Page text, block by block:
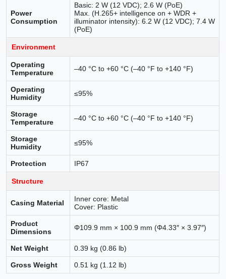
Power
Consumption
Basic: 2 W (12 VDC); 2.6 W (PoE)
Max. (H.265+ intelligence on + WDR +
illuminator intensity): 6.2 W (12 VDC); 7.4 W
(PoE)
Environment
Operating
Temperature
–40 °C to +60 °C (–40 °F to +140 °F)
Operating
Humidity
≤95%
Storage
Temperature
–40 °C to +60 °C (–40 °F to +140 °F)
Storage
Humidity
≤95%
Protection IP67
Structure
Casing Material
Inner core: Metal
Cover: Plastic
Product
Dimensions
Φ109.9 mm × 100.9 mm (Φ4.33″ × 3.97″)
Net Weight 0.39 kg (0.86 lb)
Gross Weight 0.51 kg (1.12 lb)